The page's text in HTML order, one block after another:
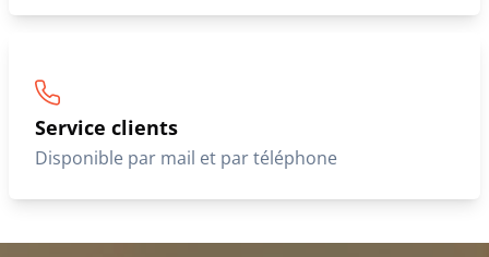
Service clients
Disponible par mail et par téléphone